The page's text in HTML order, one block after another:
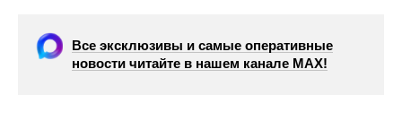
Все эксклюзивы и самые оперативные
новости читайте в нашем канале МАХ!